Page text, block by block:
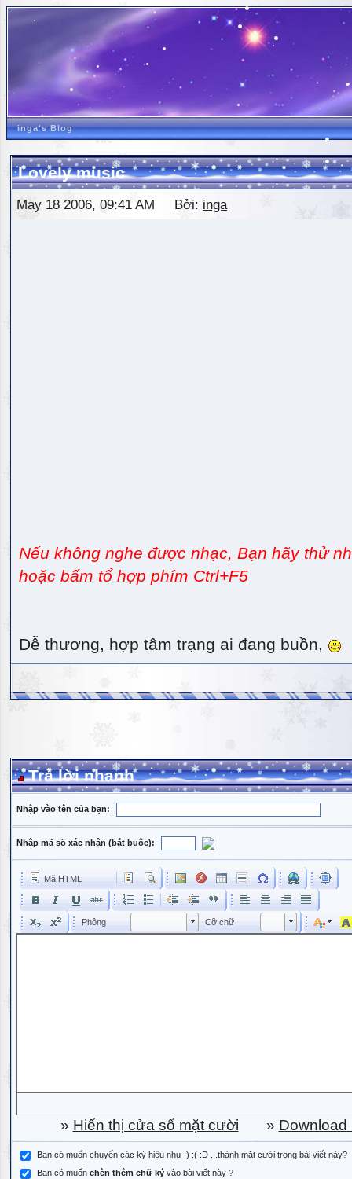
inga's Blog
Lovely music
May 18 2006, 09:41 AM Bởi: inga
Nếu không nghe được nhạc, Bạn hãy thử
hoặc bấm tổ hợp phím Ctrl+F5
Dễ thương, hợp tâm trạng ai đang buồn,
Trả lời nhanh
Nhập vào tên của bạn:
Nhập mã số xác nhận (bắt buộc):
Mã HTML
Phông Phông Cỡ chữ Kích cỡ phông
» Hiển thị cửa sổ mặt cười » Download
Bạn có muốn chuyển các ký hiệu như :) :( :D ...thành mặt cười trong bài viết này?
Bạn có muốn chèn thêm chữ ký vào bài viết này ?